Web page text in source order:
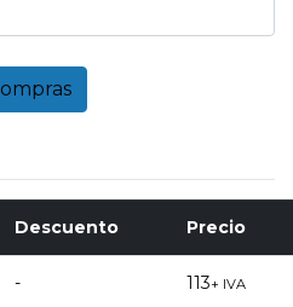
Descuento Precio
- 113+ IVA